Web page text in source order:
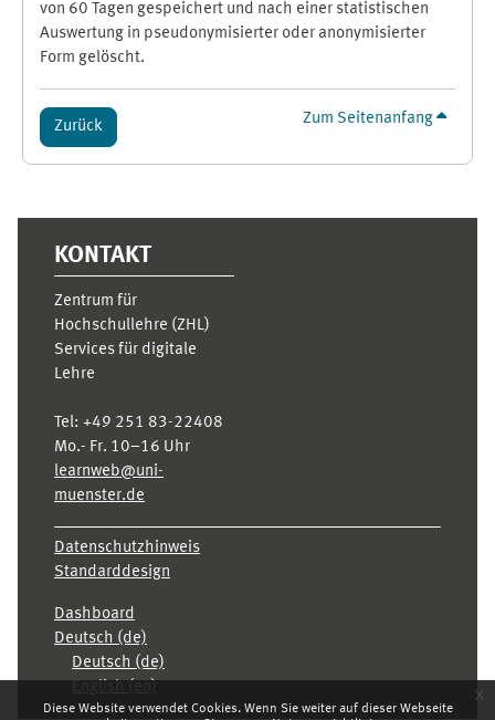
Diese Website verwendet Cookies. Wenn Sie weiter auf dieser Webseite
x
von 60 Tagen gespeichert und nach einer statistischen
Auswertung in pseudonymisierter oder anonymisierter
Form gelöscht.
Zurück Zum Seitenanfang
KONTAKT
Zentrum für
Hochschullehre (ZHL)
Services für digitale
Lehre
Tel: +49 251 83-22408
Mo.- Fr. 10–16 Uhr
learnweb@uni-
muenster.de
Datenschutzhinweis
Standarddesign
Dashboard
Deutsch ‎(de)‎
Deutsch ‎(de)‎